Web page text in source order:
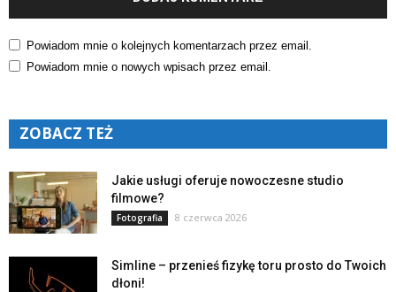
Powiadom mnie o kolejnych komentarzach przez email.
Powiadom mnie o nowych wpisach przez email.
ZOBACZ TEŻ
Jakie usługi oferuje nowoczesne studio
filmowe?
Fotografia 8 czerwca 2026
Simline – przenieś fizykę toru prosto do Twoich
dłoni!